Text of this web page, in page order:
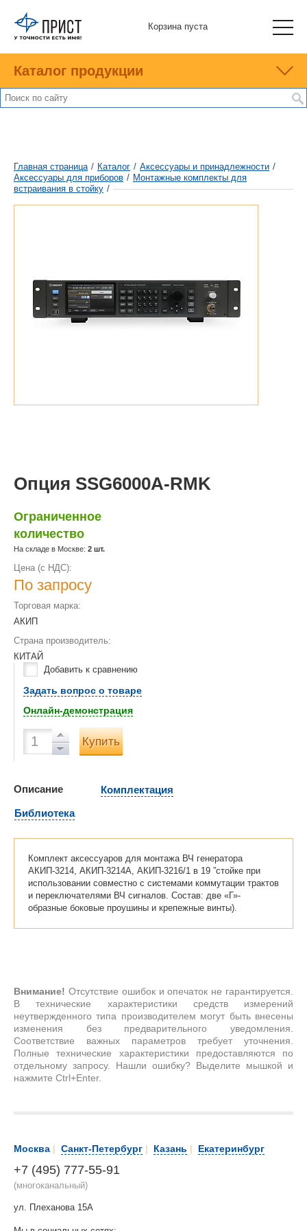
Корзина пуста
Каталог продукции
Главная страница / Каталог / Аксессуары и принадлежности /
Аксесcуары для приборов / Монтажные комплекты для
встраивания в стойку /
Опция SSG6000A-RMK
Ограниченное
количество
На складе в Москве: 2 шт.
Цена (с НДС):
По запросу
Торговая марка:
АКИП
Страна производитель:
КИТАЙ
Добавить к сравнению
Задать вопрос о товаре
Онлайн-демонстрация
Купить
Описание
Комплектация
Библиотека
Комплект аксессуаров для монтажа ВЧ генератора
АКИП-3214, АКИП-3214А, АКИП-3216/1 в 19 ”стойке при
использовании совместно с системами коммутации трактов
и переключателями ВЧ сигналов. Состав: две «Г»-
образные боковые проушины и крепежные винты).
Внимание! Отсутствие ошибок и опечаток не гарантируется.
В технические характеристики средств измерений
неутвержденного типа производителем могут быть внесены
изменения без предварительного уведомления.
Соответствие важных параметров требует уточнения.
Полные технические характеристики предоставляются по
отдельному запросу. Нашли ошибку? Выделите мышкой и
нажмите Ctrl+Enter.
Москва | Санкт-Петербург | Казань | Екатеринбург
+7 (495) 777-55-91
(многоканальный)
ул. Плеханова 15А